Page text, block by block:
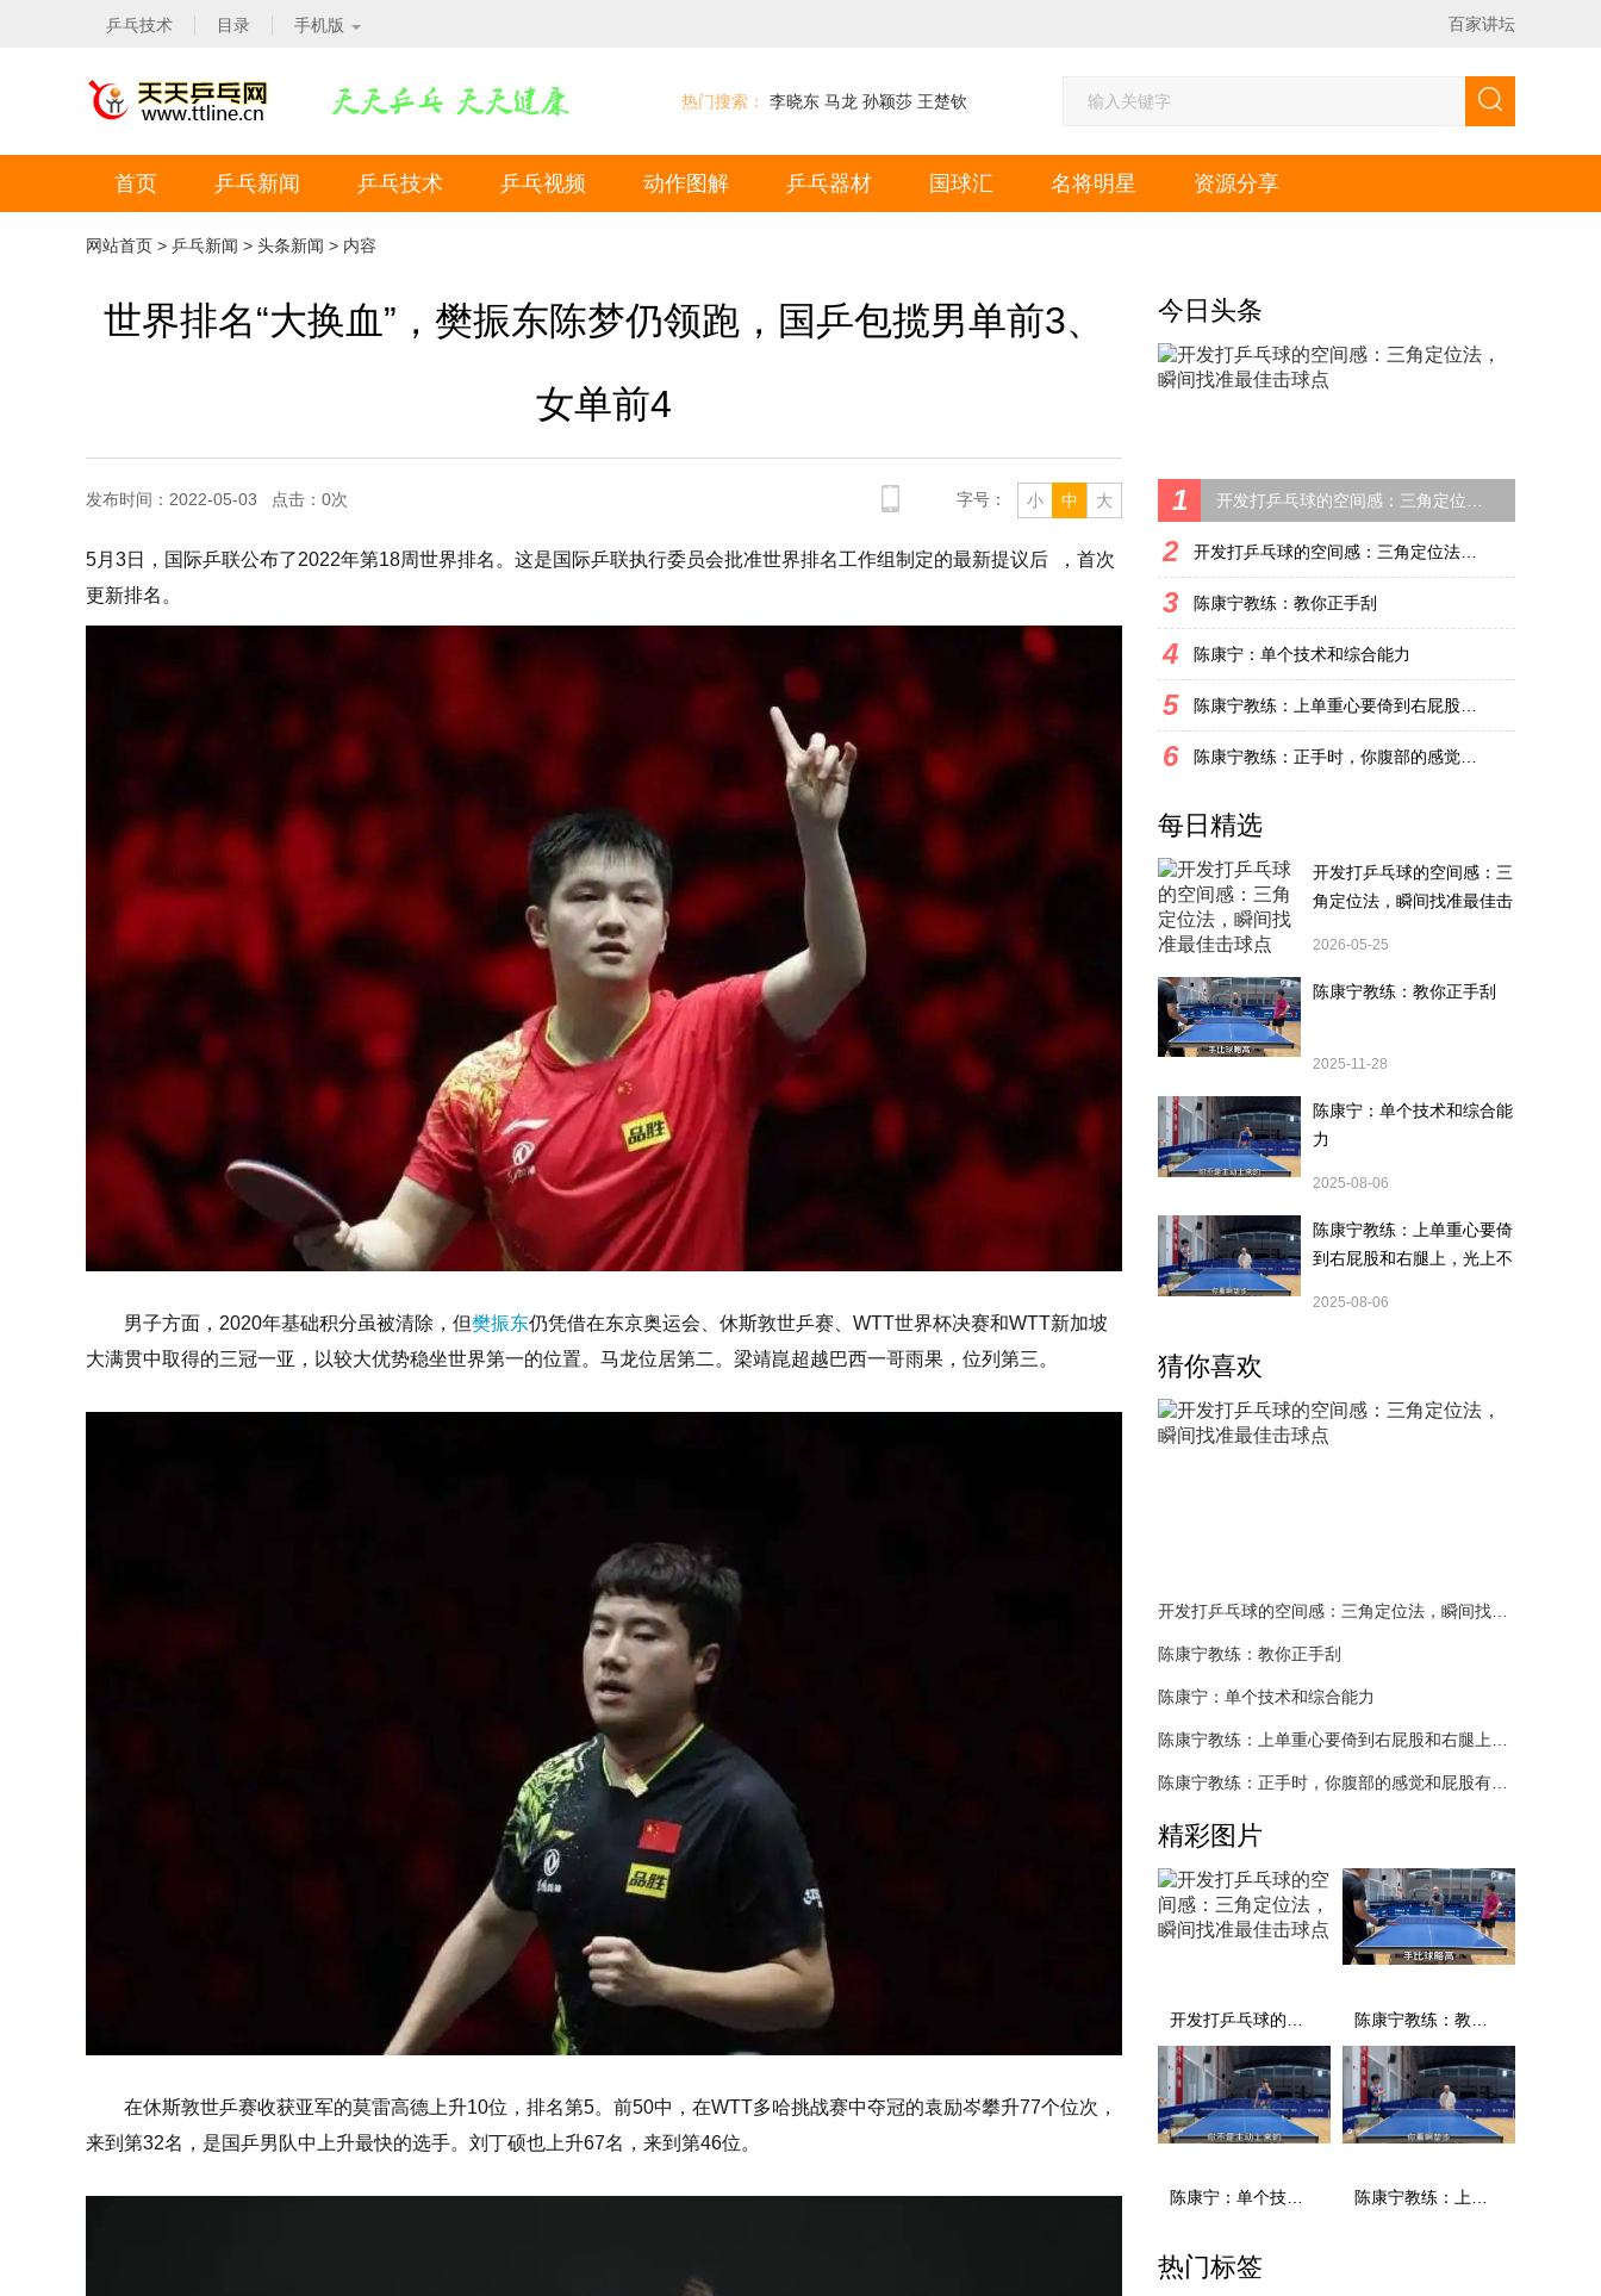
乒乓技术 目录 手机版 百家讲坛
热门搜索： 李晓东 马龙 孙颖莎 王楚钦
首页 乒乓新闻 乒乓技术 乒乓视频 动作图解 乒乓器材 国球汇 名将明星 资源分享
网站首页 > 乒乓新闻 > 头条新闻 > 内容
世界排名“大换血”，樊振东陈梦仍领跑，国乒包揽男单前3、
女单前4
发布时间：2022-05-03 点击： 0次 小 中 大
字号：
5月3日，国际乒联公布了2022年第18周世界排名。这是国际乒联执行委员会批准世界排名工作组制定的最新提议后 ，首次
更新排名。
男子方面，2020年基础积分虽被清除，但樊振东仍凭借在东京奥运会、休斯敦世乒赛、WTT世界杯决赛和WTT新加坡
大满贯中取得的三冠一亚，以较大优势稳坐世界第一的位置。马龙位居第二。梁靖崑超越巴西一哥雨果，位列第三。
在休斯敦世乒赛收获亚军的莫雷高德上升10位，排名第5。前50中，在WTT多哈挑战赛中夺冠的袁励岑攀升77个位次，
来到第32名，是国乒男队中上升最快的选手。刘丁硕也上升67名，来到第46位。
今日头条
1
2
3 陈康宁教练：教你正手刮
4 陈康宁：单个技术和综合能力
5
6
每日精选
开发打乒乓球的空间感：三
角定位法，瞬间找准最佳击
2026-05-25
陈康宁教练：教你正手刮
2025-11-28
陈康宁：单个技术和综合能
力
2025-08-06
陈康宁教练：上单重心要倚
到右屁股和右腿上，光上不
2025-08-06
猜你喜欢
陈康宁教练：教你正手刮
陈康宁：单个技术和综合能力
精彩图片
热门标签